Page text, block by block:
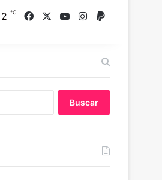
2 ℃ Facebook YouTubeInstagram